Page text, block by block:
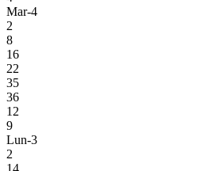
Mar-4
2
8
16
22
35
36
12
9
Lun-3
2
14